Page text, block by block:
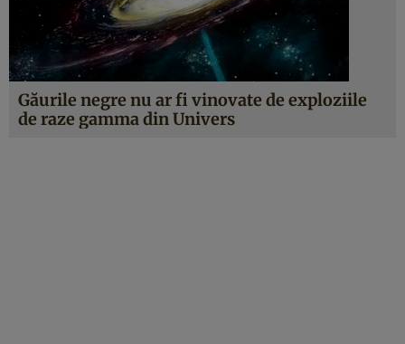
Găurile negre nu ar fi vinovate de exploziile
de raze gamma din Univers